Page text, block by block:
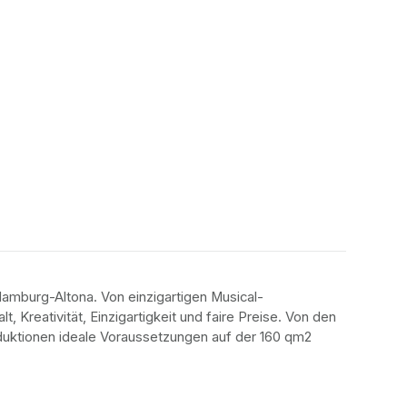
Altona. Von einzigartigen Musical-
Kreativität, Einzigartigkeit und faire Preise. Von den
ideale Voraussetzungen auf der 160 qm2